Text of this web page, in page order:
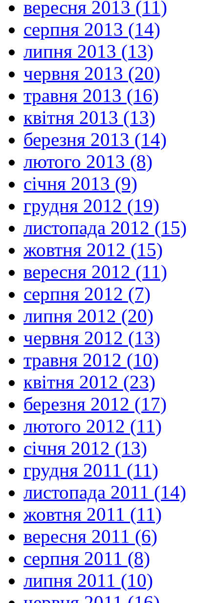
вересня 2013 (11)
серпня 2013 (14)
липня 2013 (13)
червня 2013 (20)
травня 2013 (16)
квітня 2013 (13)
березня 2013 (14)
лютого 2013 (8)
січня 2013 (9)
грудня 2012 (19)
листопада 2012 (15)
жовтня 2012 (15)
вересня 2012 (11)
серпня 2012 (7)
липня 2012 (20)
червня 2012 (13)
травня 2012 (10)
квітня 2012 (23)
березня 2012 (17)
лютого 2012 (11)
січня 2012 (13)
грудня 2011 (11)
листопада 2011 (14)
жовтня 2011 (11)
вересня 2011 (6)
серпня 2011 (8)
липня 2011 (10)